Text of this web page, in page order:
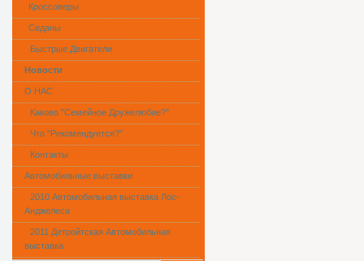
Кроссоверы
Седаны
Быстрые Двигатели
Новости
О НАС
Каково "Семейное Дружелюбие?"
Что "Рекомендуется?"
Контакты
Автомобильные выставки
2010 Автомобильная выставка Лос-
Анджелеса
2011 Детройтская Автомобильная
выставка